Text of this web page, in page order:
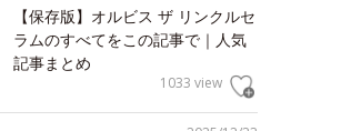
【保存版】オルビス ザ リンクルセ
ラムのすべてをこの記事で｜人気
記事まとめ
1033 view